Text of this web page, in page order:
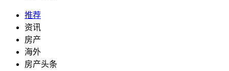
推荐
资讯
房产
海外
房产头条